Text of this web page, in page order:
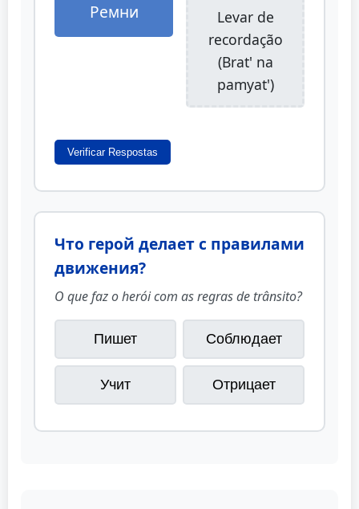
Ремни
Levar de
recordação
(Brat' na
pamyat')
Verificar Respostas
Что герой делает с правилами
движения?
O que faz o herói com as regras de trânsito?
Пишет Соблюдает
Учит Отрицает